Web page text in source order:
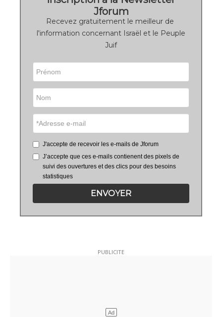
Jforum
Recevez gratuitement le meilleur de
l'information concernant Israël et le Peuple
Juif
J'accepte de recevoir les e-mails de Jforum
J’accepte que ces e-mails contienent des pixels de
suivi des ouvertures et des clics pour des besoins
statistiques
ENVOYER